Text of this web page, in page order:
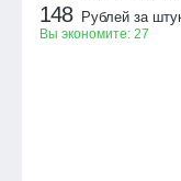
148 Рублей за
Вы экономите: 27